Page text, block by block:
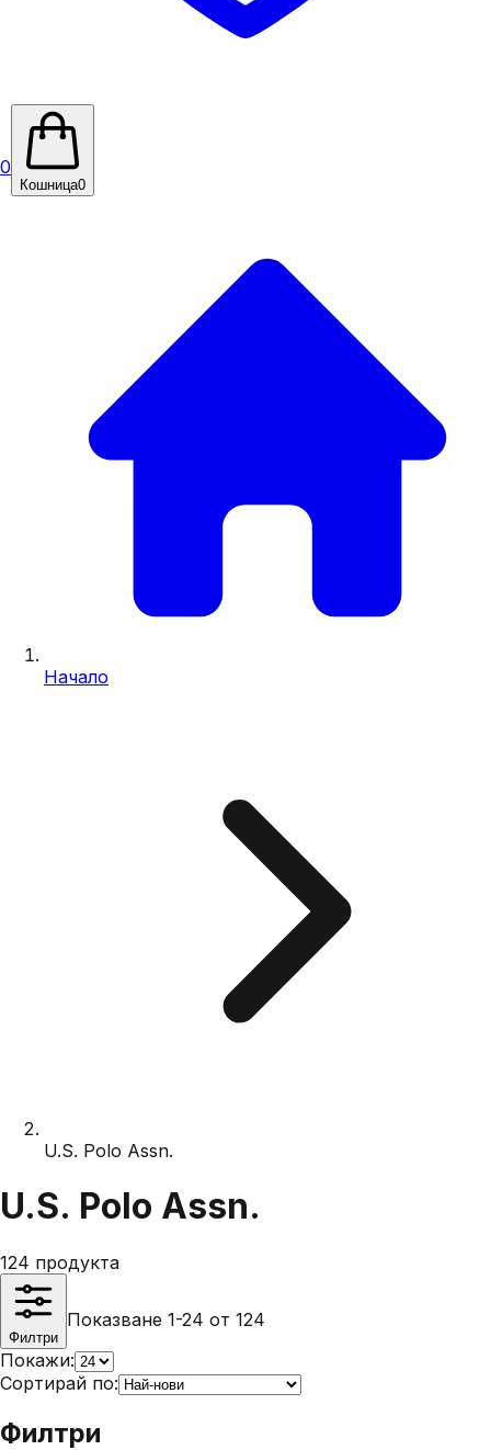
0
Кошница0
Начало
U.S. Polo Assn.
U.S. Polo Assn.
124 продукта
Филтри
Показване 1-24 от 124
Покажи:
Сортирай по:
Филтри